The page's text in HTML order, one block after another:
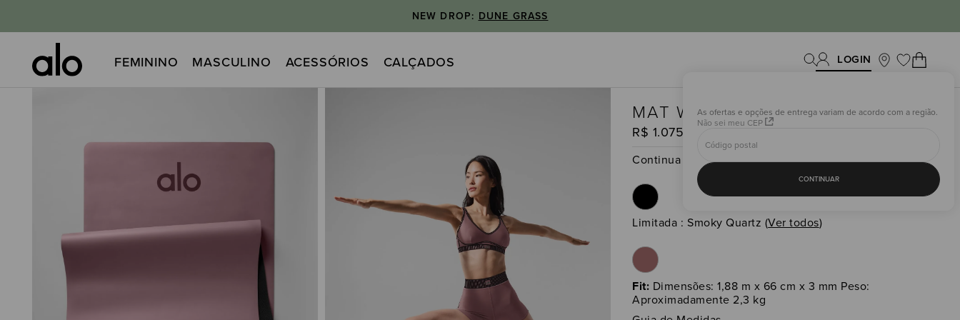
NEW DROP: DUNE GRASS
FEMININO MASCULINO ACESSÓRIOS CALÇADOS
As ofertas e opções de entrega variam de acordo com a região.
Não sei meu CEP
CONTINUAR
MAT WARRIOR
R$ 1.075
Continua
Limitada : Smoky Quartz (Ver todos)
Fit: Dimensões: 1,88 m x 66 cm x 3 mm Peso:
Aproximadamente 2,3 kg